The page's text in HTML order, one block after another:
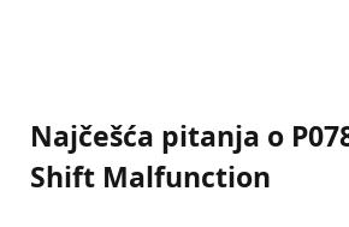
Najčešća pitanja o
Shift Malfunction